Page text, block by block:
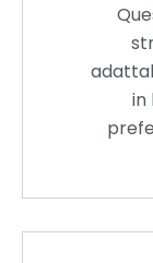
in